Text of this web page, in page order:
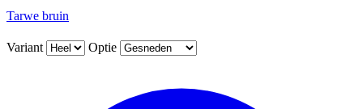
Tarwe bruin
Variant Optie